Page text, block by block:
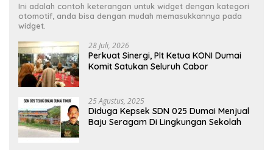
Ini adalah contoh keterangan untuk widget dengan kategori
otomotif, anda bisa dengan mudah memasukkannya pada
widget.
28 Juli, 2026
Perkuat Sinergi, Plt Ketua KONI Dumai
Komit Satukan Seluruh Cabor
25 Agustus, 2025
Diduga Kepsek SDN 025 Dumai Menjual
Baju Seragam Di Lingkungan Sekolah